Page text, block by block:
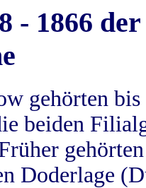
- 1866
gehörten
beiden
Doderlage